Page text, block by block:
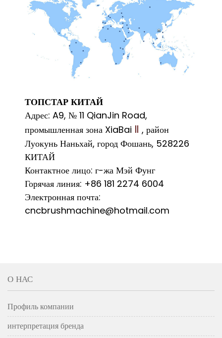
ТОПСТАР КИТАЙ
Адрес: A9, № 11 QianJin Road,
промышленная зона XiaBai
, район
Луокунь Наньхай, город Фошань, 528226
КИТАЙ
Контактное лицо: г-жа Мэй Фунг
Горячая линия: +86 181 2274 6004
Электронная почта:
cncbrushmachine@hotmail.com
О НАС
Профиль компании
интерпретация бренда